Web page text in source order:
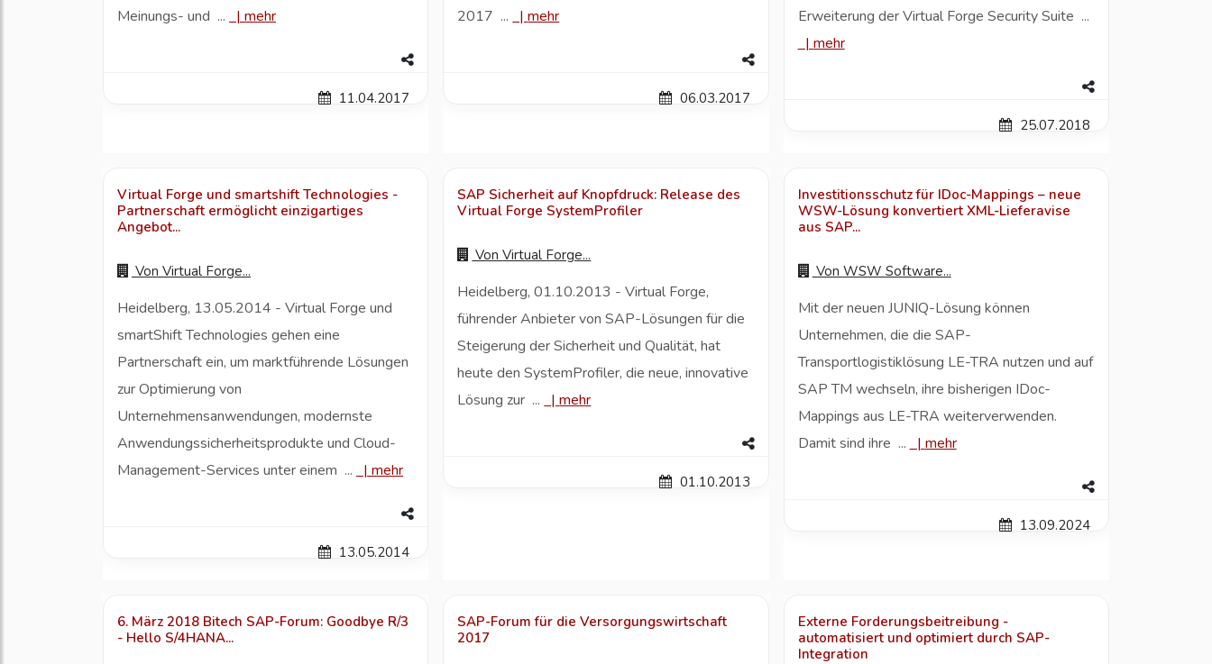
Meinungs- und ...
| mehr
11.04.2017
2017 ...
|mehr
06.03.2017
Erweiterung der Virtual Forge Security Suite ...
| mehr
25.07.2018
Virtual Forge und smartshift Technologies -
Partnerschaft ermöglicht einzigartiges
Angebot...
Von Virtual Forge...
Heidelberg, 13.05.2014 - Virtual Forge und
smartShift Technologies gehen eine
Partnerschaft ein, um marktführende Lösungen
zur Optimierung von
Unternehmensanwendungen, modernste
Anwendungssicherheitsprodukte und Cloud-
Management-Services unter einem ...
| mehr
13.05.2014
SAP Sicherheit auf Knopfdruck: Release des
Virtual Forge SystemProfiler
VonVirtual Forge...
Heidelberg, 01.10.2013 - Virtual Forge,
führender Anbieter von SAP-Lösungen für die
Steigerung der Sicherheit und Qualität, hat
heute den SystemProfiler, die neue, innovative
Lösung zur ...
|mehr
01.10.2013
Investitionsschutz für IDoc-Mappings – neue
WSW-Lösung konvertiert XML-Lieferavise
aus SAP...
Von WSW Software...
Mit der neuen JUNIQ-Lösung können
Unternehmen, die die SAP-
Transportlogistiklösung LE-TRA nutzen und auf
SAP TM wechseln, ihre bisherigen IDoc-
Mappings aus LE-TRA weiterverwenden.
Damit sind ihre ...
| mehr
13.09.2024
6. März 2018 Bitech SAP-Forum: Goodbye R/3
- Hello S/4HANA...
SAP-Forum für die Versorgungswirtschaft
2017
Externe Forderungsbeitreibung -
automatisiert und optimiert durch SAP-
Integration